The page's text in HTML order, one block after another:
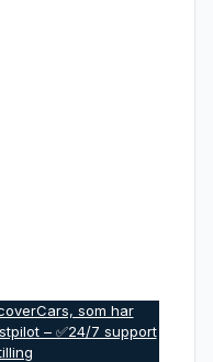
som har
– ✅24/7 support